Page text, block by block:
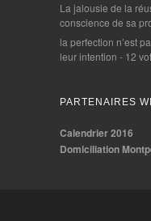
La jalousie de la
conscience de sa
la perfection n’est
leur intention - 12
PARTENAIRES
Calendrier 2016
Domiciliation